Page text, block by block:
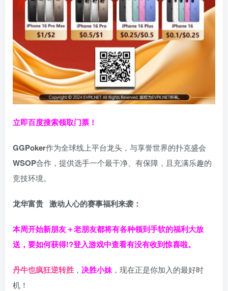
立即百度搜索领取门票！
GGPoker作为全球线上平台龙头，与享誉世界的扑克盛会
WSOP合作，提供选手一个最干净、有保障，且充满乐趣的
竞技环境。
龙华富贵 激动人心的赛事福利来袭：
本周开始新朋友＋老朋友都将有各种领到手软的福利大放
送，要如何获得!?登入游戏中查看有没有收到惊喜啦。
丹牛也疯狂逆转胜 ， 决胜小妹 ，现在正是你加入的最好时
机！